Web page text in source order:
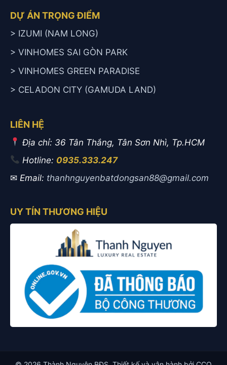
DỰ ÁN TRỌNG ĐIỂM
> IZUMI (NAM LONG)
> VINHOMES SAI GÒN PARK
> VINHOMES GREEN PARADISE
> CELADON CITY (GAMUDA LAND)
LIÊN HỆ
Địa chỉ: 36 Tân Thắng, Tân Sơn Nhì, Tp.HCM
Hotline: 0935.333.247
✉ Email: thanhnguyenbatdongsan88@gmail.com
UY TÍN THƯƠNG HIỆU